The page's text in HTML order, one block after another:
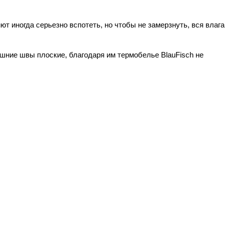
иногда серьезно вспотеть, но чтобы не замерзнуть, вся влага
швы плоские, благодаря им термобелье BlauFisсh не